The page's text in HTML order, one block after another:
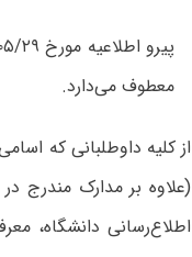
معطوف می‌دارد.
از کلیه‌ داوطلبانی‌ که‌
(علاوه بر مدارک مندرج
اطلاع‌رسانی دانشگاه،